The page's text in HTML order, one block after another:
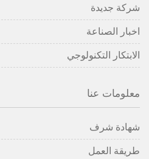
شركة جديدة
اخبار الصناعة
الابتكار التكنولوجي
معلومات عنا
شهادة شرف
طريقة العمل